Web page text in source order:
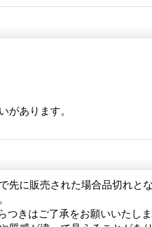
があります。
先に販売された場合品切れと
きはご了承をお願いいたしま